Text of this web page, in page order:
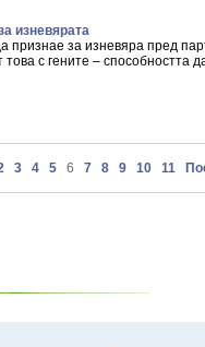
изневярата
признае за изневяра пред
с гените – способността
3 4 5 6 7 8 9 10 11